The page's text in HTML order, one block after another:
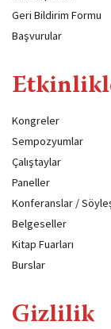
Geri Bildirim Formu
Başvurular
Kongreler
Sempozyumlar
Çalıştaylar
Paneller
Konferanslar /
Belgeseller
Kitap Fuarları
Burslar
Gizlilik